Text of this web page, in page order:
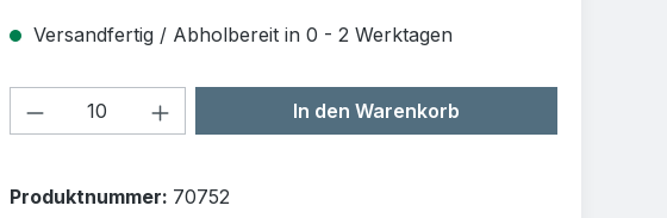
Versandfertig / Abholbereit in 0 - 2 Werktagen
Produkt Anzahl: Gib den gewünschten Wert
In den Warenkorb
Produktnummer: 70752